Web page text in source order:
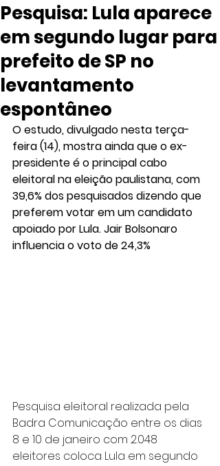
Pesquisa: Lula aparece
em segundo lugar para
prefeito de SP no
levantamento
espontâneo
O estudo, divulgado nesta terça-
feira (14), mostra ainda que o ex-
presidente é o principal cabo
eleitoral na eleição paulistana, com
39,6% dos pesquisados dizendo que
preferem votar em um candidato
apoiado por Lula. Jair Bolsonaro
influencia o voto de 24,3%
Pesquisa eleitoral realizada pela
Badra Comunicação entre os dias
8 e 10 de janeiro com 2.048
eleitores coloca Lula em segundo